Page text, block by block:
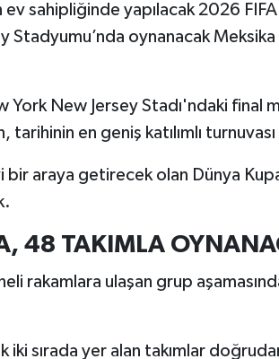
sahipliğinde yapılacak 2026 FIFA
Stadyumu’nda oynanacak
York New Jersey Stadı'ndaki final
en geniş katılımlı
bir araya getirecek olan Dünya
48 TAKIMLA
rakamlara ulaşan grup
iki sırada yer alan takımlar